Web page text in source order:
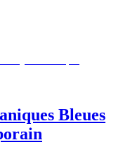
Bleues